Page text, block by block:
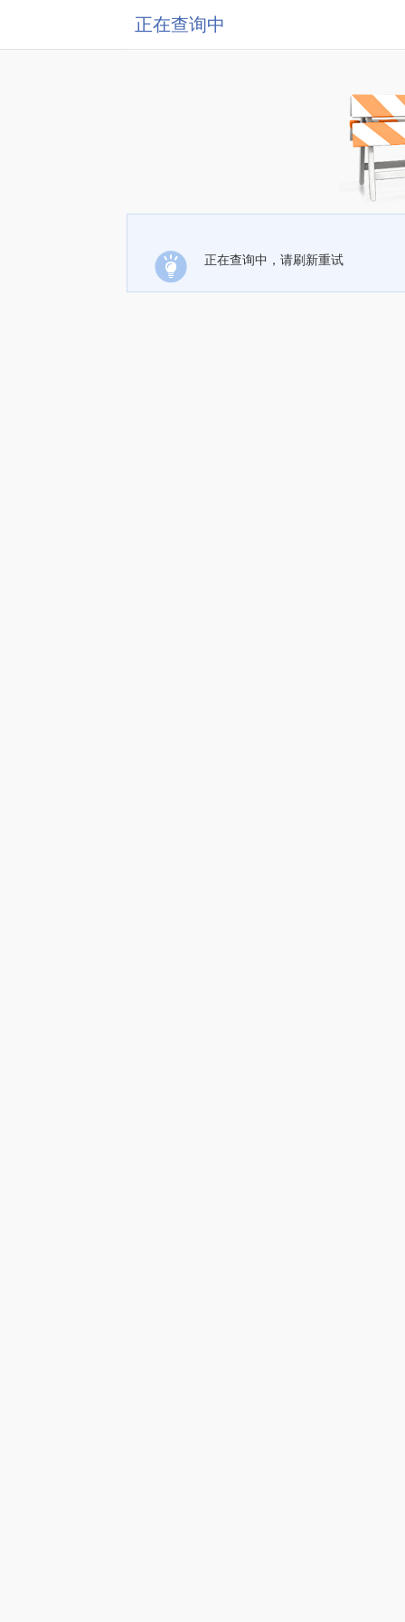
正在查询中
正在查询中，请刷新重试